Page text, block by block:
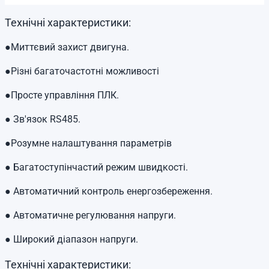
Технічні характеристики:
●Миттєвий захист двигуна.
●Різні багаточастотні можливості
●Просте управління ПЛК.
● Зв'язок RS485.
●Розумне налаштування параметрів
● Багатоступінчастий режим швидкості.
● Автоматичний контроль енергозбереження.
● Автоматичне регулювання напруги.
● Широкий діапазон напруги.
Технічні характеристики: